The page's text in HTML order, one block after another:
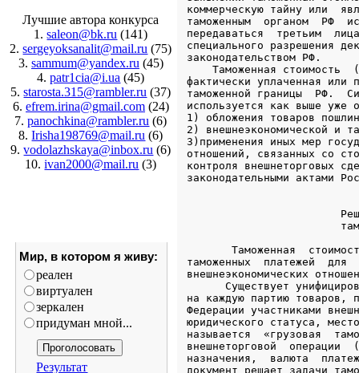
Лучшие автора конкурса
1.saleon@bk.ru (141)
2.sergeyoksanalit@mail.ru (75)
3. sammum@yandex.ru (45)
4.patr1cia@i.ua (45)
5.starosta.315@rambler.ru (37)
6. efrem.irina@gmail.com (24)
7.panochkina@rambler.ru (6)
8.Irisha198769@mail.ru (6)
9.vodolazhskaya@inbox.ru (6)
10.ivan2000@mail.ru (3)
Мир, в котором я живу:
реален
виртуален
зеркален
придуман мной...
Результат